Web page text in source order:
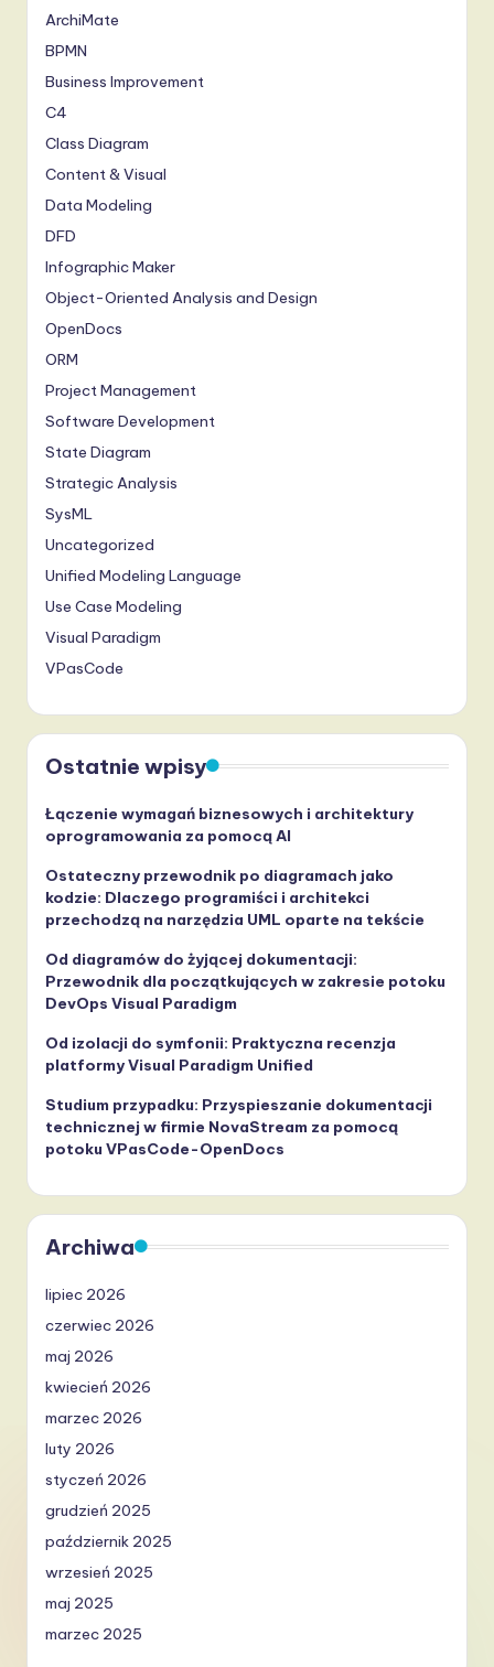
ArchiMate
BPMN
Business Improvement
C4
Class Diagram
Content & Visual
Data Modeling
DFD
Infographic Maker
Object-Oriented Analysis and Design
OpenDocs
ORM
Project Management
Software Development
State Diagram
Strategic Analysis
SysML
Uncategorized
Unified Modeling Language
Use Case Modeling
Visual Paradigm
VPasCode
Ostatnie wpisy
Łączenie wymagań biznesowych i architektury
oprogramowania za pomocą AI
Ostateczny przewodnik po diagramach jako
kodzie: Dlaczego programiści i architekci
przechodzą na narzędzia UML oparte na tekście
Od diagramów do żyjącej dokumentacji:
Przewodnik dla początkujących w zakresie potoku
DevOps Visual Paradigm
Od izolacji do symfonii: Praktyczna recenzja
platformy Visual Paradigm Unified
Studium przypadku: Przyspieszanie dokumentacji
technicznej w firmie NovaStream za pomocą
potoku VPasCode-OpenDocs
Archiwa
lipiec 2026
czerwiec 2026
maj 2026
kwiecień 2026
marzec 2026
luty 2026
styczeń 2026
grudzień 2025
październik 2025
wrzesień 2025
maj 2025
marzec 2025